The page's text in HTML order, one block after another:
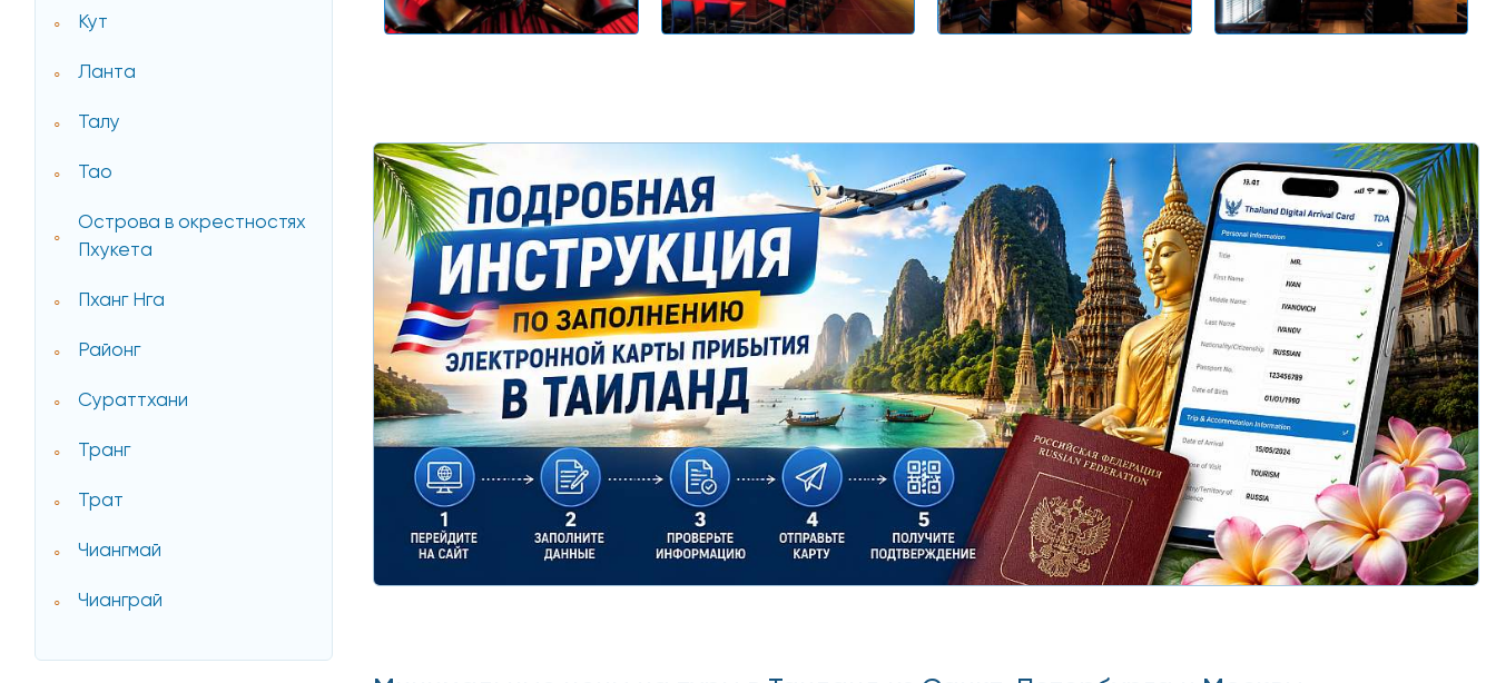
Кут
Ланта
Талу
Тао
Острова в окрестностях
Пхукета
Пханг Нга
Районг
Сураттхани
Транг
Трат
Чиангмай
Чианграй